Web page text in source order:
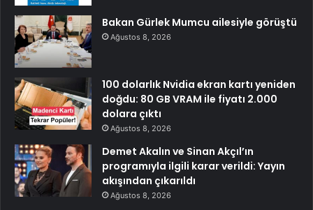
Bakan Gürlek Mumcu ailesiyle görüştü
Ağustos 8, 2026
100 dolarlık Nvidia ekran kartı yeniden
doğdu: 80 GB VRAM ile fiyatı 2.000
dolara çıktı
Ağustos 8, 2026
Demet Akalın ve Sinan Akçıl’ın
programıyla ilgili karar verildi: Yayın
akışından çıkarıldı
Ağustos 8, 2026